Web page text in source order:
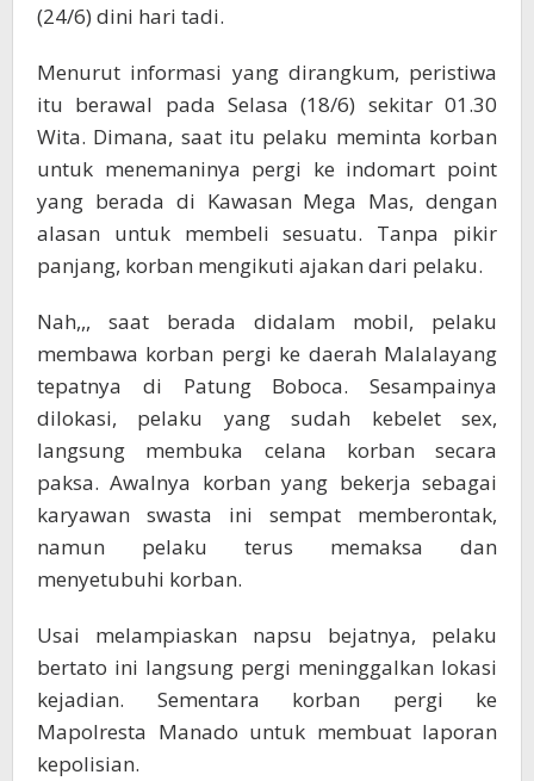
(24/6) dini hari tadi.
Menurut informasi yang dirangkum, peristiwa
itu berawal pada Selasa (18/6) sekitar 01.30
Wita. Dimana, saat itu pelaku meminta korban
untuk menemaninya pergi ke indomart point
yang berada di Kawasan Mega Mas, dengan
alasan untuk membeli sesuatu. Tanpa pikir
panjang, korban mengikuti ajakan dari pelaku.
Nah,,, saat berada didalam mobil, pelaku
membawa korban pergi ke daerah Malalayang
tepatnya di Patung Boboca. Sesampainya
dilokasi, pelaku yang sudah kebelet sex,
langsung membuka celana korban secara
paksa. Awalnya korban yang bekerja sebagai
karyawan swasta ini sempat memberontak,
namun pelaku terus memaksa dan
menyetubuhi korban.
Usai melampiaskan napsu bejatnya, pelaku
bertato ini langsung pergi meninggalkan lokasi
kejadian. Sementara korban pergi ke
Mapolresta Manado untuk membuat laporan
kepolisian.